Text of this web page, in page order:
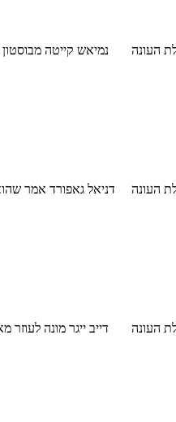
יום שהם 11 שבועות ו-5 ימים לתחילת
יום שהם 11 שבועות ו-6 ימים לתחילת